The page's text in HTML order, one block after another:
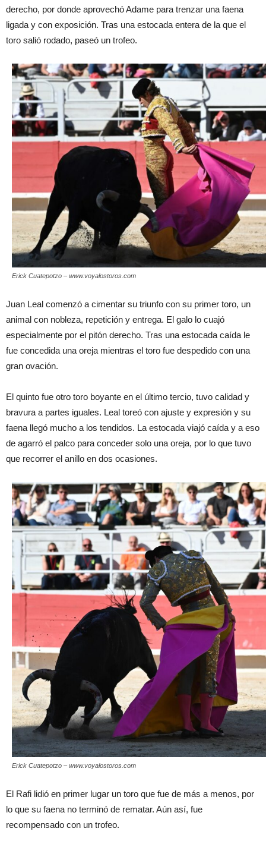
derecho, por donde aprovechó Adame para trenzar una faena
ligada y con exposición. Tras una estocada entera de la que el
toro salió rodado, paseó un trofeo.
Erick Cuatepotzo – www.voyalostoros.com
Juan Leal comenzó a cimentar su triunfo con su primer toro, un
animal con nobleza, repetición y entrega. El galo lo cuajó
especialmente por el pitón derecho. Tras una estocada caída le
fue concedida una oreja mientras el toro fue despedido con una
gran ovación.
El quinto fue otro toro boyante en el último tercio, tuvo calidad y
bravura a partes iguales. Leal toreó con ajuste y expresión y su
faena llegó mucho a los tendidos. La estocada viajó caída y a eso
de agarró el palco para conceder solo una oreja, por lo que tuvo
que recorrer el anillo en dos ocasiones.
Erick Cuatepotzo – www.voyalostoros.com
El Rafi lidió en primer lugar un toro que fue de más a menos, por
lo que su faena no terminó de rematar. Aún así, fue
recompensado con un trofeo.